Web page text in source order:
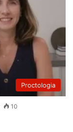
Proctologia
10